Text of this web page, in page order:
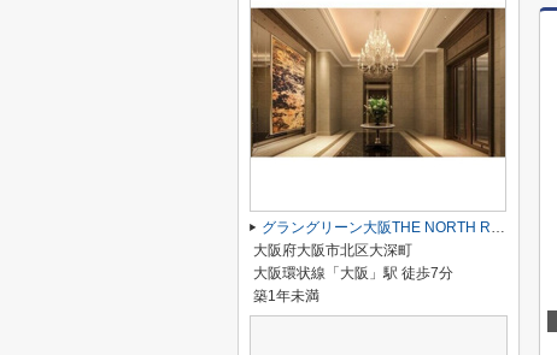
グラングリーン大阪THE NORTH RESIDENCE
大阪府大阪市北区大深町
大阪環状線「大阪」駅 徒歩7分
築1年未満